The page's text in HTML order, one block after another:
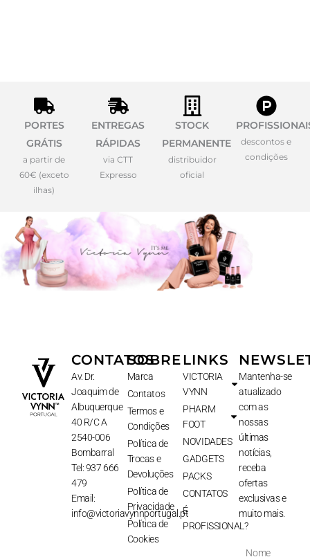
PORTES
GRÁTIS
a partir de
60€ (exceto
ilhas)
ENTREGAS
RÁPIDAS
via CTT
Expresso
STOCK
PERMANENTE
distribuidor
oficial
descontos e
condições
CONTATOS
Av. Dr.
Joaquim de
Albuquerque
40 R/C A
2540-006
Bombarral
Tel: 937 666
479
Email:
info@victoriavynnportugal.pt
SOBRE
Marca
Contatos
Termos e
Condições
Política de
Trocas e
Devoluções
Política de
Privacidade
Política de
Cookies
LINKS
VICTORIA
VYNN
PHARM
FOOT
NOVIDADES
GADGETS
PACKS
CONTATOS
É
PROFISSIONAL?
Mantenha-se
atualizado
com as
nossas
últimas
notícias,
receba
ofertas
exclusivas e
muito mais.
Nome